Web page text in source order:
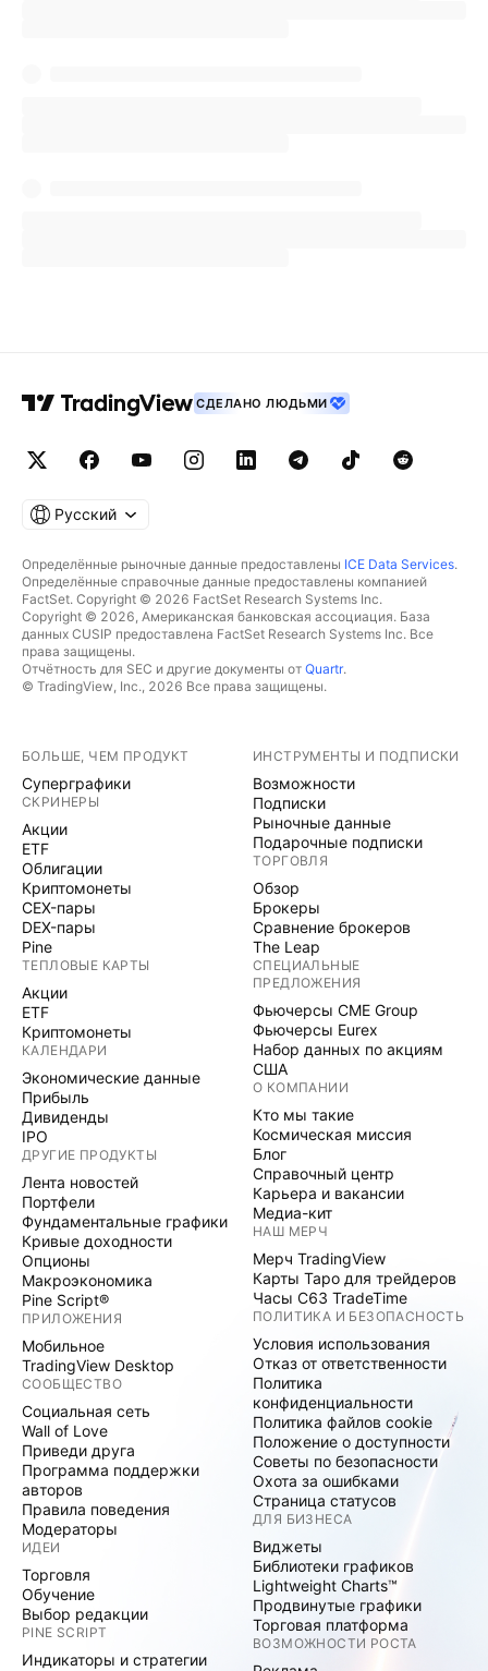
СДЕЛАНО ЛЮДЬМИ
Русский
Определённые рыночные данные предоставлены ICE Data Services.
Определённые справочные данные предоставлены компанией
FactSet. Copyright © 2026 FactSet Research Systems Inc.
Copyright © 2026, Американская банковская ассоциация. База
данных CUSIP предоставлена FactSet Research Systems Inc. Все
права защищены.
Отчётность для SEC и другие документы от Quartr.
© TradingView, Inc., 2026 Все права защищены.
БОЛЬШЕ, ЧЕМ ПРОДУКТ
Суперграфики
СКРИНЕРЫ
Акции
ETF
Облигации
Криптомонеты
CEX-пары
DEX-пары
Pine
ТЕПЛОВЫЕ КАРТЫ
Акции
ETF
Криптомонеты
КАЛЕНДАРИ
Экономические данные
Прибыль
Дивиденды
IPO
ДРУГИЕ ПРОДУКТЫ
Лента новостей
Портфели
Фундаментальные графики
Кривые доходности
Опционы
Макроэкономика
Pine Script®
ПРИЛОЖЕНИЯ
Мобильное
TradingView Desktop
СООБЩЕСТВО
Социальная сеть
Wall of Love
Приведи друга
Программа поддержки
авторов
Правила поведения
Модераторы
ИДЕИ
Торговля
Обучение
Выбор редакции
PINE SCRIPT
Индикаторы и стратегии
ИНСТРУМЕНТЫ И ПОДПИСКИ
Возможности
Подписки
Рыночные данные
Подарочные подписки
ТОРГОВЛЯ
Обзор
Брокеры
Сравнение брокеров
The Leap
СПЕЦИАЛЬНЫЕ
ПРЕДЛОЖЕНИЯ
Фьючерсы CME Group
Фьючерсы Eurex
Набор данных по акциям
США
О КОМПАНИИ
Кто мы такие
Космическая миссия
Блог
Справочный центр
Карьера и вакансии
Медиа-кит
НАШ МЕРЧ
Мерч TradingView
Карты Таро для трейдеров
Часы C63 TradeTime
ПОЛИТИКА И БЕЗОПАСНОСТЬ
Условия использования
Отказ от ответственности
Политика
конфиденциальности
Политика файлов cookie
Положение о доступности
Советы по безопасности
Охота за ошибками
Страница статусов
ДЛЯ БИЗНЕСА
Виджеты
Библиотеки графиков
Lightweight Charts™
Продвинутые графики
Торговая платформа
ВОЗМОЖНОСТИ РОСТА